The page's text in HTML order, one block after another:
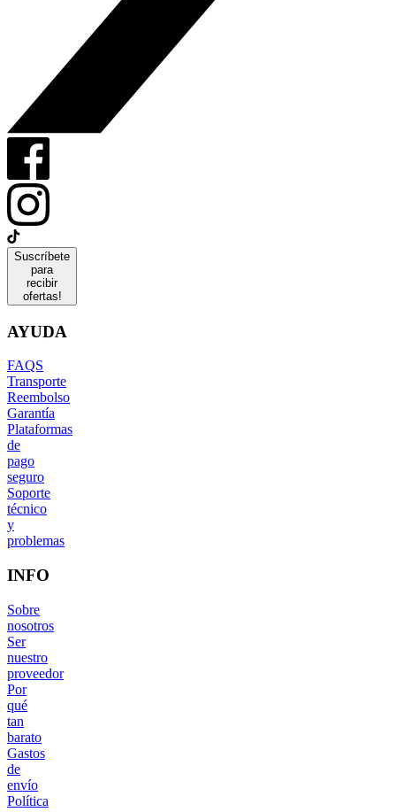
Suscríbete
para
recibir
ofertas!
AYUDA
FAQS
Transporte
Reembolso
Garantía
Plataformas
de
pago
seguro
Soporte
técnico
y
problemas
INFO
Sobre
nosotros
Ser
nuestro
proveedor
Por
qué
tan
barato
Gastos
de
envío
Política